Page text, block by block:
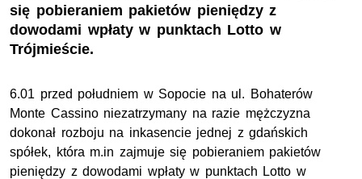
się pobieraniem pakietów pieniędzy z
dowodami wpłaty w punktach Lotto w
Trójmieście.
6.01 przed południem w Sopocie na ul. Bohaterów
Monte Cassino niezatrzymany na razie mężczyzna
dokonał rozboju na inkasencie jednej z gdańskich
spółek, która m.in zajmuje się pobieraniem pakietów
pieniędzy z dowodami wpłaty w punktach Lotto w